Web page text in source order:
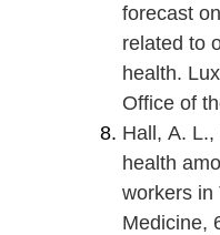
forecast
related to
health.
Office of
Hall, A.
health
workers in
Medicine,